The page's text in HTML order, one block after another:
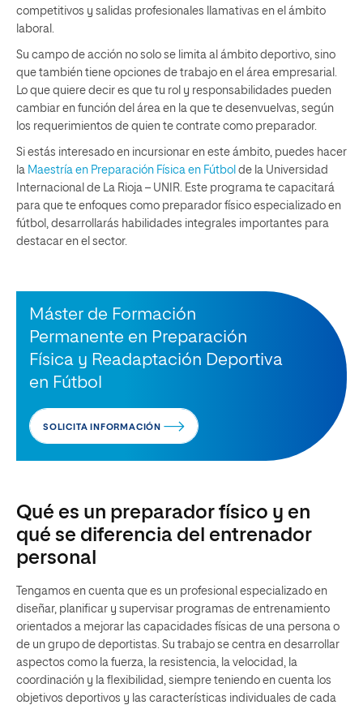
competitivos y salidas profesionales llamativas en el ámbito
laboral.
Su campo de acción no solo se limita al ámbito deportivo, sino
que también tiene opciones de trabajo en el área empresarial.
Lo que quiere decir es que tu rol y responsabilidades pueden
cambiar en función del área en la que te desenvuelvas, según
los requerimientos de quien te contrate como preparador.
Si estás interesado en incursionar en este ámbito, puedes hacer
la Maestría en Preparación Física en Fútbol de la Universidad
Internacional de La Rioja – UNIR. Este programa te capacitará
para que te enfoques como preparador físico especializado en
fútbol, desarrollarás habilidades integrales importantes para
destacar en el sector.
Máster de Formación
Permanente en Preparación
Física y Readaptación Deportiva
en Fútbol
SOLICITA INFORMACIÓN
Qué es un preparador físico y en
qué se diferencia del entrenador
personal
Tengamos en cuenta que es un profesional especializado en
diseñar, planificar y supervisar programas de entrenamiento
orientados a mejorar las capacidades físicas de una persona o
de un grupo de deportistas. Su trabajo se centra en desarrollar
aspectos como la fuerza, la resistencia, la velocidad, la
coordinación y la flexibilidad, siempre teniendo en cuenta los
objetivos deportivos y las características individuales de cada